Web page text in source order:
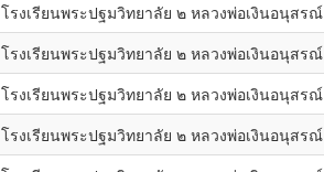
โรงเรียนพระปฐมวิทยาลัย ๒ หลวงพ่อเงินอนุสรณ์
โรงเรียนพระปฐมวิทยาลัย ๒ หลวงพ่อเงินอนุสรณ์
โรงเรียนพระปฐมวิทยาลัย ๒ หลวงพ่อเงินอนุสรณ์
โรงเรียนพระปฐมวิทยาลัย ๒ หลวงพ่อเงินอนุสรณ์